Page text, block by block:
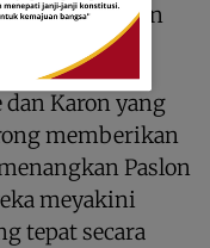
juga ratusan
tersebut.
Karon yang
memberikan
Paslon
meyakini
tepat secara